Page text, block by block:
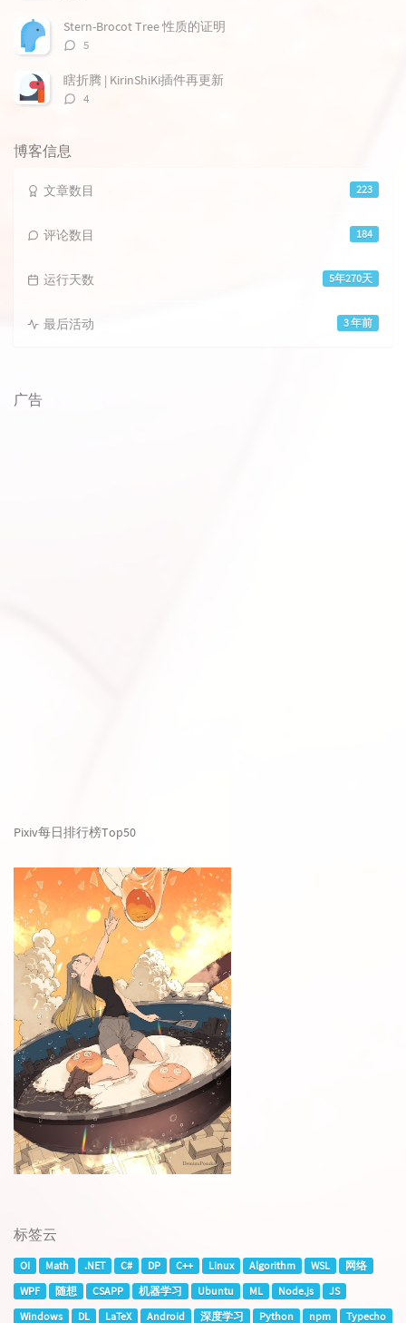
数：
Stern-Brocot Tree 性质的证明
评
数：
5
瞎折腾 | KirinShiKi插件再更新
评
4
博客信息
223
文章数目
184
评论数目
5年270天
运行天数
3 年前
最后活动
广告
Pixiv每日排行榜Top50
标签云
OI Math .NET C# DP C++ Linux Algorithm WSL
网络
WPF
随想 CSAPP 机器学习 Ubuntu ML Node.js
JS
Windows
DL LaTeX Android 深度学习 Python npm Typecho